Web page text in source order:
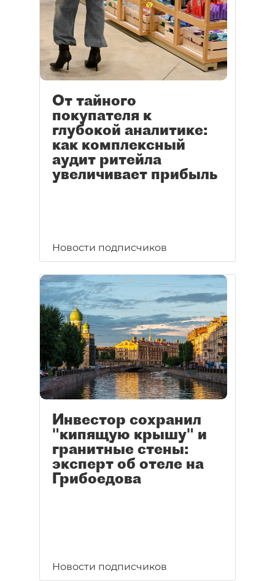
От тайного
покупателя к
глубокой аналитике:
как комплексный
аудит ритейла
увеличивает прибыль
Новости подписчиков
Инвестор сохранил
"кипящую крышу" и
гранитные стены:
эксперт об отеле на
Грибоедова
Новости подписчиков